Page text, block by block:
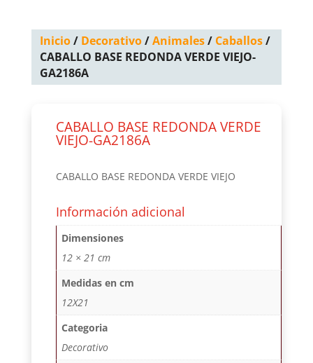
Inicio/ Decorativo/Animales/ Caballos/
CABALLO BASE REDONDA VERDE VIEJO-
GA2186A
CABALLO BASE REDONDA VERDE
VIEJO-GA2186A
CABALLO BASE REDONDA VERDE VIEJO
Información adicional
Dimensiones
12 × 21 cm
Medidas en cm
12X21
Categoria
Decorativo